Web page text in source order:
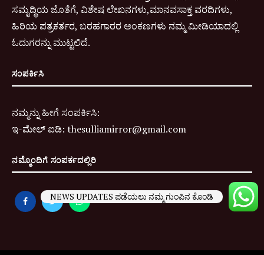
ಸಮೃದ್ಧಿಯ ಜೊತೆಗೆ, ವಿಶೇಷ ಲೇಖನಗಳು,ಮಾನವಸಾಕ್ತ ವರದಿಗಳು,
ಹಿರಿಯ ಪತ್ರಕರ್ತರ, ಬರಹಗಾರರ ಅಂಕಣಗಳು ನಮ್ಮ ಮೀಡಿಯಾದಲ್ಲಿ
ಓದುಗರನ್ನು ಮುಟ್ಟಲಿದೆ.
ಸಂಪರ್ಕಿಸಿ
ನಮ್ಮನ್ನು ಹೀಗೆ ಸಂಪರ್ಕಿಸಿ:
ಇ-ಮೇಲ್ ಐಡಿ: thesulliamirror@gmail.com
ನಮ್ಮೊಂದಿಗೆ ಸಂಪರ್ಕದಲ್ಲಿರಿ
NEWS UPDATES ಪಡೆಯಲು ನಮ್ಮ ಗುಂಪಿನ ಕೊಂಡಿ